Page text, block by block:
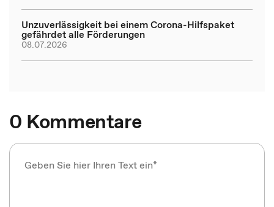
Unzuverlässigkeit bei einem Corona-Hilfspaket
gefährdet alle Förderungen
08.07.2026
0 Kommentare